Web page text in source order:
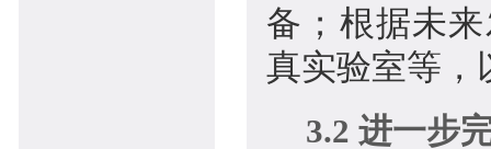
备；根据未
真实验室等，
3.2 进一步